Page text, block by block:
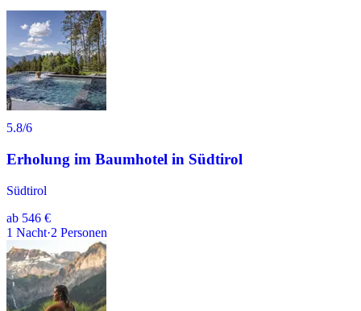
5.8/6
Erholung im Baumhotel in Südtirol
Südtirol
ab 546 €
1 Nacht·2 Personen